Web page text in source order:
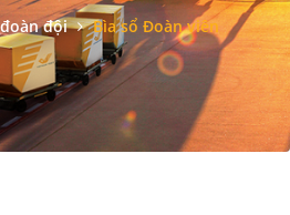
đội Bìa sổ Đoàn viên